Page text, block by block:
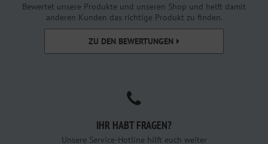
Bewertet unsere Produkte und unseren Shop und helft damit
anderen Kunden das richtige Produkt zu finden.
ZU DEN BEWERTUNGEN
IHR HABT FRAGEN?
Unsere Service-Hotline hilft euch weiter